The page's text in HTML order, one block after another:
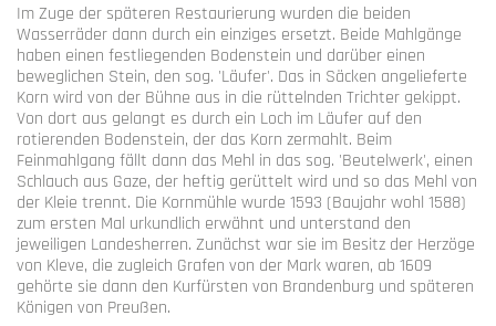
Im Zuge der späteren Restaurierung wurden die beiden
Wasserräder dann durch ein einziges ersetzt. Beide Mahlgänge
haben einen festliegenden Bodenstein und darüber einen
beweglichen Stein, den sog. 'Läufer'. Das in Säcken angelieferte
Korn wird von der Bühne aus in die rüttelnden Trichter gekippt.
Von dort aus gelangt es durch ein Loch im Läufer auf den
rotierenden Bodenstein, der das Korn zermahlt. Beim
Feinmahlgang fällt dann das Mehl in das sog. 'Beutelwerk', einen
Schlauch aus Gaze, der heftig gerüttelt wird und so das Mehl von
der Kleie trennt. Die Kornmühle wurde 1593 (Baujahr wohl 1588)
zum ersten Mal urkundlich erwähnt und unterstand den
jeweiligen Landesherren. Zunächst war sie im Besitz der Herzöge
von Kleve, die zugleich Grafen von der Mark waren, ab 1609
gehörte sie dann den Kurfürsten von Brandenburg und späteren
Königen von Preußen.